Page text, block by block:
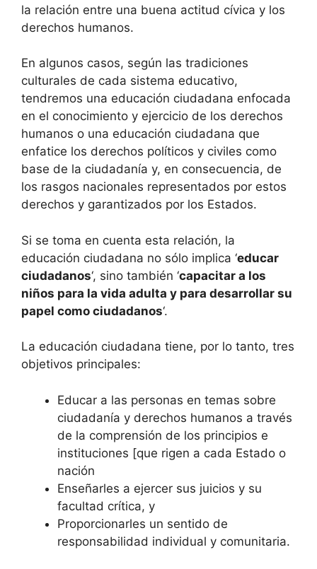
la relación entre una buena actitud cívica y los
derechos humanos.
En algunos casos, según las tradiciones
culturales de cada sistema educativo,
tendremos una educación ciudadana enfocada
en el conocimiento y ejercicio de los derechos
humanos o una educación ciudadana que
enfatice los derechos políticos y civiles como
base de la ciudadanía y, en consecuencia, de
los rasgos nacionales representados por estos
derechos y garantizados por los Estados.
Si se toma en cuenta esta relación, la
educación ciudadana no sólo implica ‘educar
ciudadanos‘, sino también ‘capacitar a los
niños para la vida adulta y para desarrollar su
papel como ciudadanos‘.
La educación ciudadana tiene, por lo tanto, tres
objetivos principales:
Educar a las personas en temas sobre
ciudadanía y derechos humanos a través
de la comprensión de los principios e
instituciones [que rigen a cada Estado o
nación
Enseñarles a ejercer sus juicios y su
facultad crítica, y
Proporcionarles un sentido de
responsabilidad individual y comunitaria.